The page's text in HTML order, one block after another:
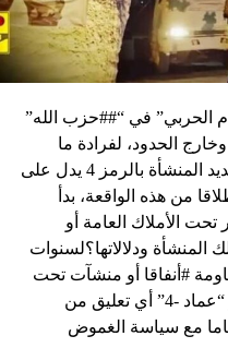
الحربي” في “##حزب الله”
داخلياً وخارج الحدود، لفرادة ما
كشف عنه من قدرات، وإن يكن تحديد المنشأة بالرمز 4 يدل على
من هذه الواقعة، بدأ
الأملاك العامة أو
المنشأة ودلالاتها؟لسنوات
#أنفاقا أو منشآت تحت
الأرض، ولم يصدر قبل عرض فيديو “عماد -4” أي تعليق من
مع سياسة الغموض